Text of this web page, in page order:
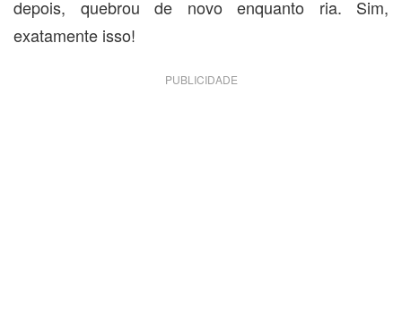
depois, quebrou de novo enquanto ria. Sim,
exatamente isso!
PUBLICIDADE